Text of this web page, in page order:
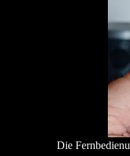
Die